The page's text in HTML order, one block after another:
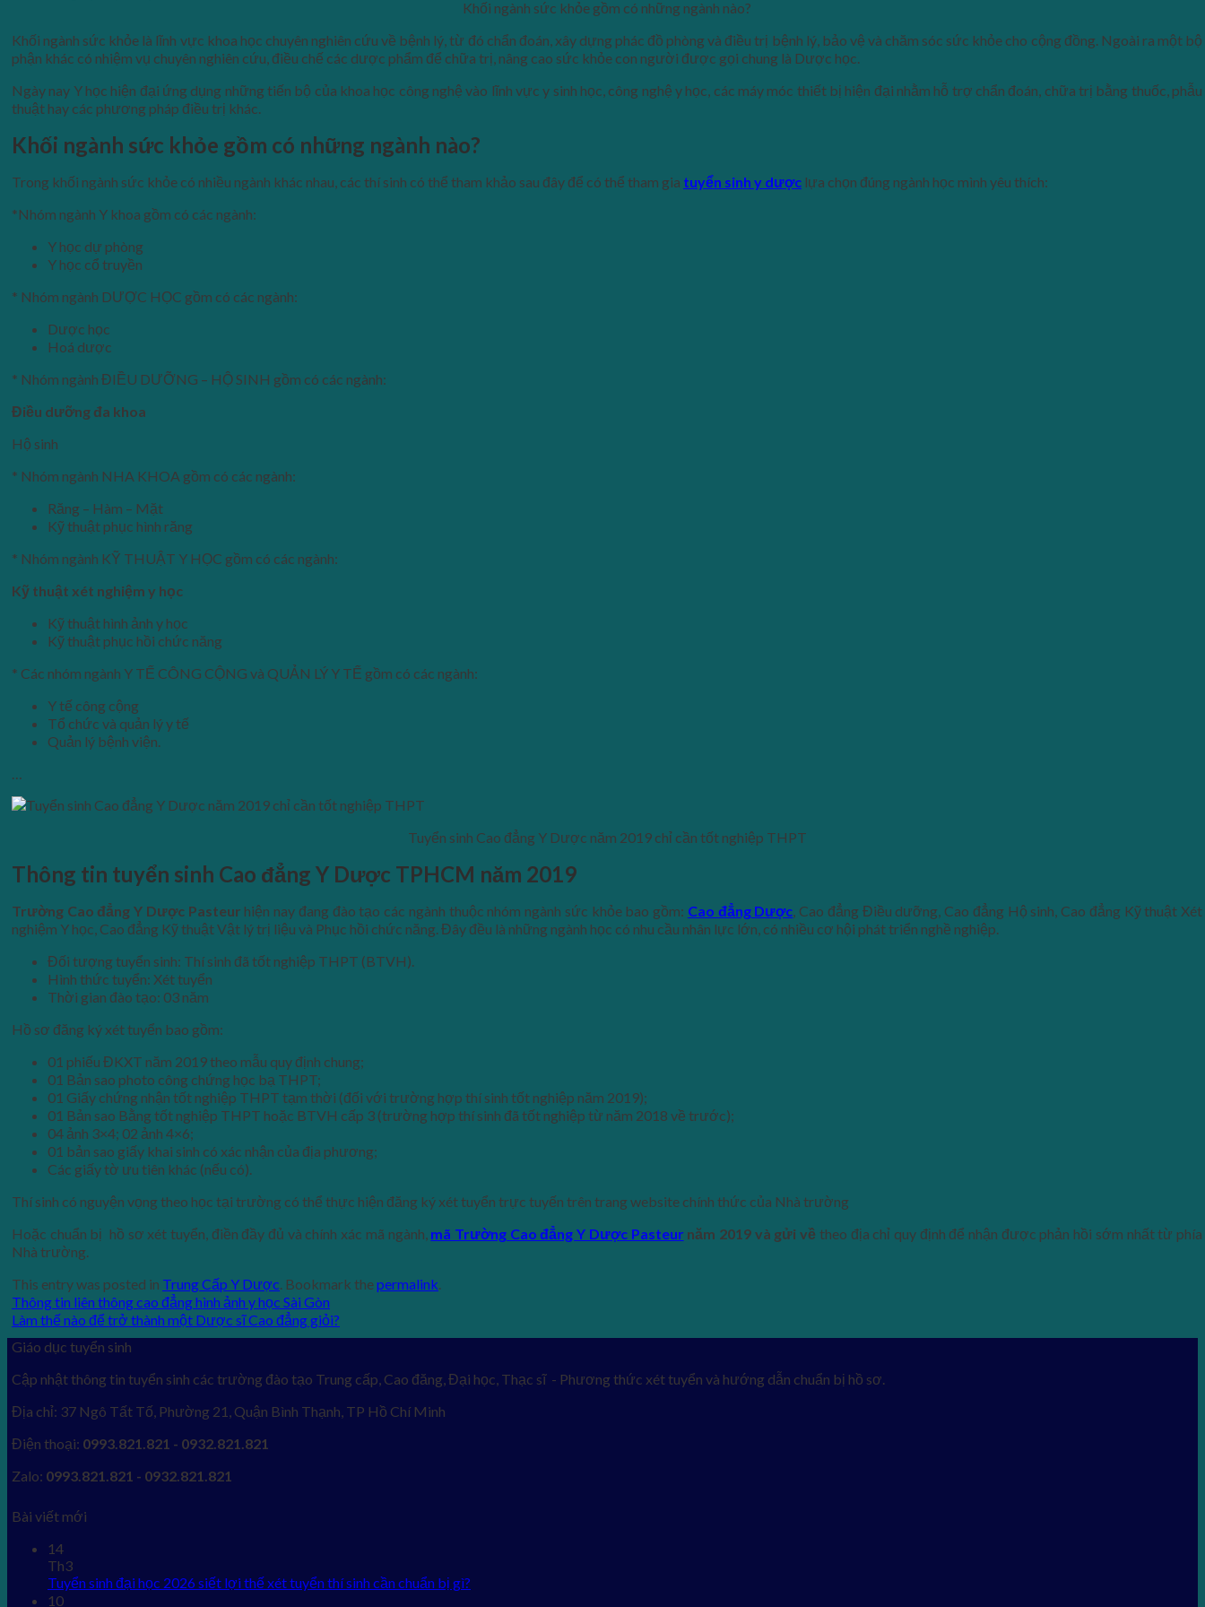
Khối ngành sức khỏe gồm có những ngành nào?
Khối ngành sức khỏe là lĩnh vực khoa học chuyên nghiên cứu về bệnh lý, từ đó chẩn đoán, xây dựng phác đồ phòng và điều trị bệnh lý, bảo vệ và chăm sóc sức khỏe cho cộng đồng. Ngoài ra một bộ
phận khác có nhiệm vụ chuyên nghiên cứu, điều chế các dược phẩm để chữa trị, nâng cao sức khỏe con người được gọi chung là Dược học.
Ngày nay Y học hiện đại ứng dụng những tiến bộ của khoa học công nghệ vào lĩnh vực y sinh học, công nghệ y học, các máy móc thiết bị hiện đại nhằm hỗ trợ chẩn đoán, chữa trị bằng thuốc, phẫu
thuật hay các phương pháp điều trị khác.
Khối ngành sức khỏe gồm có những ngành nào?
Trong khối ngành sức khỏe có nhiều ngành khác nhau, các thí sinh có thể tham khảo sau đây để có thể tham gia tuyển sinh y dược lựa chọn đúng ngành học mình yêu thích:
*Nhóm ngành Y khoa gồm có các ngành:
Y học dự phòng
Y học cổ truyền
* Nhóm ngành DƯỢC HỌC gồm có các ngành:
Dược học
Hoá dược
* Nhóm ngành ĐIỀU DƯỠNG – HỘ SINH gồm có các ngành:
Điều dưỡng đa khoa
Hộ sinh
* Nhóm ngành NHA KHOA gồm có các ngành:
Răng – Hàm – Mặt
Kỹ thuật phục hình răng
* Nhóm ngành KỸ THUẬT Y HỌC gồm có các ngành:
Kỹ thuật xét nghiệm y học
Kỹ thuật hình ảnh y học
Kỹ thuật phục hồi chức năng
* Các nhóm ngành Y TẾ CÔNG CỘNG và QUẢN LÝ Y TẾ gồm có các ngành:
Y tế công cộng
Tổ chức và quản lý y tế
Quản lý bệnh viện.
…
Tuyển sinh Cao đẳng Y Dược năm 2019 chỉ cần tốt nghiệp THPT
Thông tin tuyển sinh Cao đẳng Y Dược TPHCM năm 2019
Trường Cao đẳng Y Dược Pasteur hiện nay đang đào tạo các ngành thuộc nhóm ngành sức khỏe bao gồm: Cao đẳng Dược, Cao đẳng Điều dưỡng, Cao đẳng Hộ sinh, Cao đẳng Kỹ thuật Xét
nghiệm Y học, Cao đẳng Kỹ thuật Vật lý trị liệu và Phục hồi chức năng. Đây đều là những ngành học có nhu cầu nhân lực lớn, có nhiều cơ hội phát triển nghề nghiệp.
Đối tượng tuyển sinh: Thí sinh đã tốt nghiệp THPT (BTVH).
Hình thức tuyển: Xét tuyển
Thời gian đào tạo: 03 năm
Hồ sơ đăng ký xét tuyển bao gồm:
01 phiếu ĐKXT năm 2019 theo mẫu quy định chung;
01 Bản sao photo công chứng học bạ THPT;
01 Giấy chứng nhận tốt nghiệp THPT tạm thời (đối với trường hợp thí sinh tốt nghiệp năm 2019);
01 Bản sao Bằng tốt nghiệp THPT hoặc BTVH cấp 3 (trường hợp thí sinh đã tốt nghiệp từ năm 2018 về trước);
04 ảnh 3×4; 02 ảnh 4×6;
01 bản sao giấy khai sinh có xác nhận của địa phương;
Các giấy tờ ưu tiên khác (nếu có).
Thí sinh có nguyện vọng theo học tại trường có thể thực hiện đăng ký xét tuyển trực tuyến trên trang website chính thức của Nhà trường
Hoặc chuẩn bị hồ sơ xét tuyển, điền đầy đủ và chính xác mã ngành, mã Trường Cao đẳng Y Dược Pasteurnăm 2019 và gửi về theo địa chỉ quy định để nhận được phản hồi sớm nhất từ phía
Nhà trường.
This entry was posted in Trung Cấp Y Dược. Bookmark thepermalink.
Thông tin liên thông cao đẳng hình ảnh y học Sài Gòn
Làm thế nào để trở thành một Dược sĩ Cao đẳng giỏi?
Giáo dục tuyển sinh
Cập nhật thông tin tuyển sinh các trường đào tạo Trung cấp, Cao đăng, Đại học, Thạc sĩ - Phương thức xét tuyển và hướng dẫn chuẩn bị hồ sơ.
Địa chỉ: 37 Ngô Tất Tố, Phường 21, Quận Bình Thạnh, TP Hồ Chí Minh
Điện thoại: 0993.821.821 - 0932.821.821
Zalo: 0993.821.821 - 0932.821.821
Bài viết mới
14
Th3
Tuyển sinh đại học 2026 siết lợi thế xét tuyển thí sinh cần chuẩn bị gì?
10